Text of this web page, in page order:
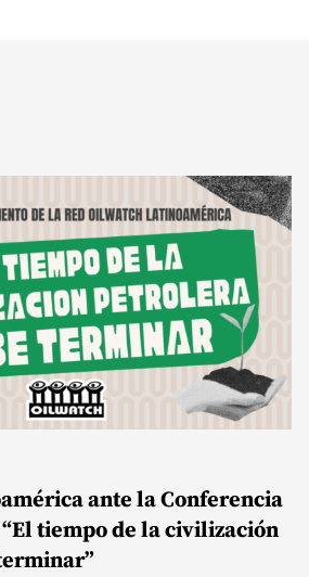
ante la Conferencia
tiempo de la civilización